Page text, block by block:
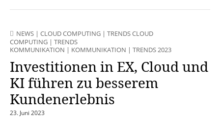
NEWS | CLOUD COMPUTING | TRENDS CLOUD
COMPUTING | TRENDS
KOMMUNIKATION | KOMMUNIKATION | TRENDS 2023
Investitionen in EX, Cloud und
KI führen zu besserem
Kundenerlebnis
23. Juni 2023